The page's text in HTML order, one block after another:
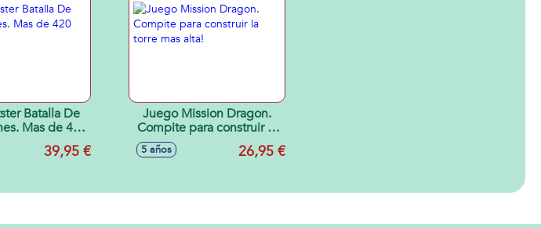
Batalla De
Mas de 420
39,95 €
Juego Mission Dragon.
Compite para construir la
torre mas alta!
5 años 26,95 €